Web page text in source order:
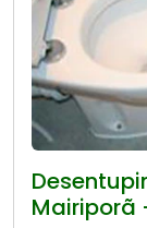
Mairiporã